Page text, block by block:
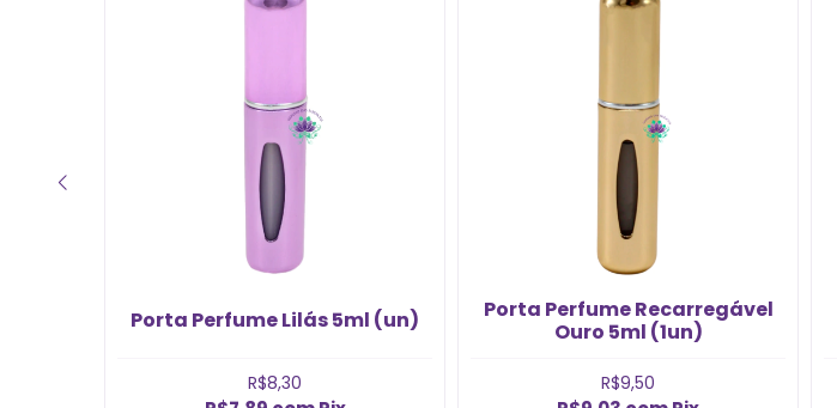
Porta Perfume Lilás 5ml (un)
R$8,30
Porta Perfume Recarregável
Ouro 5ml (1un)
R$9,50